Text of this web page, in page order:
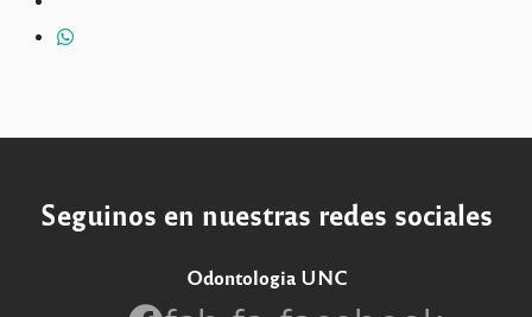
Seguinos en nuestras redes sociales
Odontologia UNC